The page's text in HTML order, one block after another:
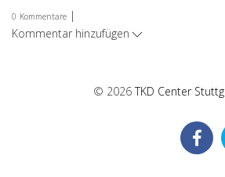
0 Kommentare |
Kommentar hinzufügen
© 2026TKD Center